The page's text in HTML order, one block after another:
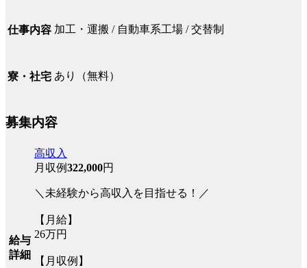
仕事内容 加工・運搬 / 自動車系工場 / 交替制
寮・社宅 あり（無料）
募集内容
給与
詳細
高収入
月収例322,000円
＼未経験から高収入を目指せる！／
【月給】
26万円
【月収例】